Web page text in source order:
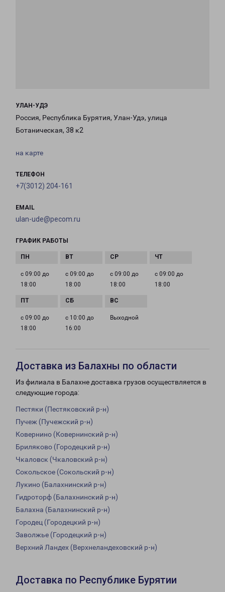
УЛАН-УДЭ
Россия, Республика Бурятия, Улан-Удэ, улица
Ботаническая, 38 к2
на карте
ТЕЛЕФОН
+7(3012) 204-161
EMAIL
ulan-ude@pecom.ru
ГРАФИК РАБОТЫ
с 09:00 до
18:00
с 09:00 до
18:00
с 09:00 до
18:00
с 09:00 до
18:00
с 09:00 до
18:00
с 10:00 до
16:00
Выходной
Доставка из Балахны по области
Из филиала в Балахне доставка грузов осуществляется в
следующие города:
Пестяки (Пестяковский р-н)
Пучеж (Пучежский р-н)
Ковернино (Ковернинский р-н)
Бриляково (Городецкий р-н)
Чкаловск (Чкаловский р-н)
Сокольское (Сокольский р-н)
Лукино (Балахнинский р-н)
Гидроторф (Балахнинский р-н)
Балахна (Балахнинский р-н)
Городец (Городецкий р-н)
Заволжье (Городецкий р-н)
Верхний Ландех (Верхнеландеховский р-н)
Доставка по Республике Бурятии